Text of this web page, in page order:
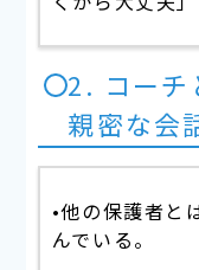
2. コーチ
親密な会
•他の保護者と
んでいる。